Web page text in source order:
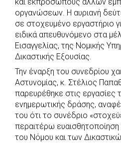
οργανώσεων. Η αυριανή
σε στοχευμένο εργαστήριο
ειδικά απευθυνόμενο στα
Εισαγγελίας, της Νομικής
Δικαστικής Εξουσίας.
Την έναρξη του συνεδρίου
Αστυνομίας, κ. Στέλιος
παρευρέθηκε στις εργασίες
ενημερωτικής δράσης,
του ότι το συνέδριο
περαιτέρω
του Νόμου και των